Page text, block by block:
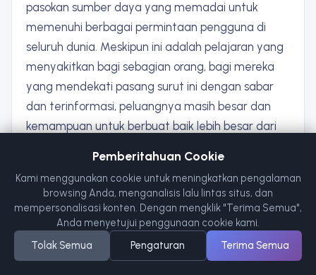
pasokan sumber daya yang memadai untuk
memenuhi berbagai permintaan pengguna di
seluruh dunia. Meskipun ini adalah pelajaran yang
menyakitkan bagi sebagian orang, bagi mereka
yang mendekati pasang surut ini dengan sabar
dan terinformasi, peluangnya masih besar dan
kemampuan untuk berbuat baik lebih besar dari
BAGIKAN · X / Twitter Telegram
LinkedIn
Pemberitahuan Cookie
Kami menggunakan cookie untuk meningkatkan pengalaman
browsing Anda, menganalisis lalu lintas situs, dan
mempersonalisasi konten. Dengan mengklik "Terima Semua",
Anda menyetujui penggunaan cookie kami.
Tolak Semua
Pengaturan Terima Semua